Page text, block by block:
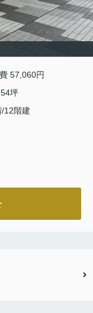
57,060円
坪
12階建